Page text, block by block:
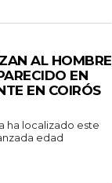
AL HOMBRE
EN
EN COIRÓS
ha localizado este
edad